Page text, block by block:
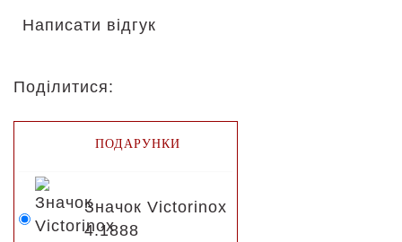
Написати відгук
Поділитися:
ПОДАРУНКИ
Значок Victorinox
4.1888